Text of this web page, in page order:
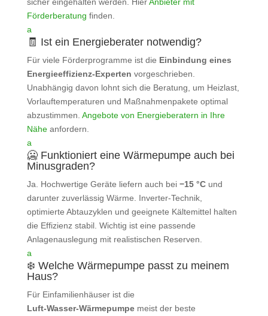
Förderberatung finden.
a
🧾 Ist ein Energieberater notwendig?
Für viele Förderprogramme ist die Einbindung eines
Energieeffizienz‑Experten vorgeschrieben.
Unabhängig davon lohnt sich die Beratung, um Heizlast,
Vorlauftemperaturen und Maßnahmenpakete optimal
abzustimmen. Angebote von Energieberatern in Ihre
Näheanfordern.
a
🥶 Funktioniert eine Wärmepumpe auch bei
Minusgraden?
Ja. Hochwertige Geräte liefern auch bei −15 °Cund
darunter zuverlässig Wärme. Inverter‑Technik,
optimierte Abtauzyklen und geeignete Kältemittel halten
die Effizienz stabil. Wichtig ist eine passende
Anlagenauslegung mit realistischen Reserven.
a
❄️ Welche Wärmepumpe passt zu meinem
Haus?
Für Einfamilienhäuser ist die
Luft‑Wasser‑Wärmepumpemeist der beste